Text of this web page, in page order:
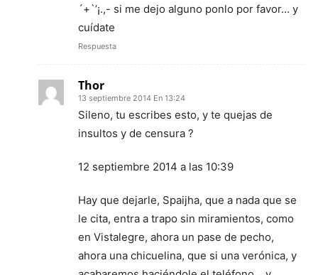
´+`’¡.,- si me dejo alguno ponlo por favor… y
cuídate
Respuesta
Thor
13 septiembre 2014 En 13:24
Sileno, tu escribes esto, y te quejas de
insultos y de censura ?
12 septiembre 2014 a las 10:39
Hay que dejarle, Spaijha, que a nada que se
le cita, entra a trapo sin miramientos, como
en Vistalegre, ahora un pase de pecho,
ahora una chicuelina, que si una verónica, y